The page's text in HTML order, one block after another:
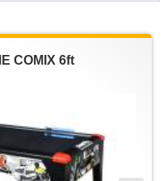
COMIX 6ft